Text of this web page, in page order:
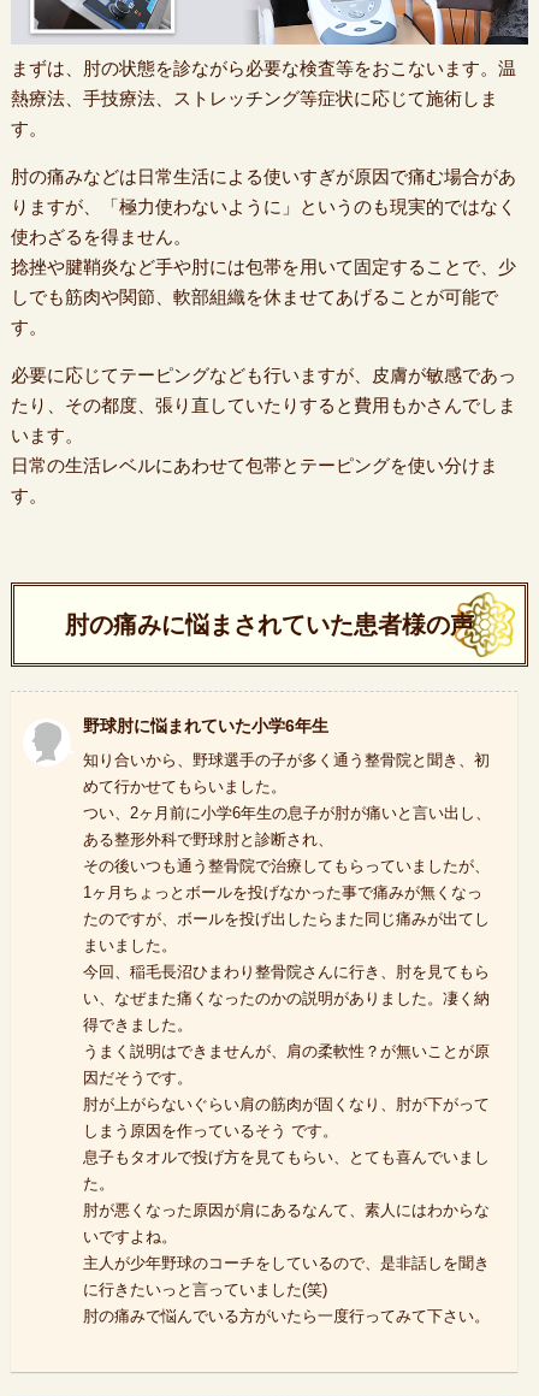
まずは、肘の状態を診ながら必要な検査等をおこないます。温
熱療法、手技療法、ストレッチング等症状に応じて施術しま
す。
肘の痛みなどは日常生活による使いすぎが原因で痛む場合があ
りますが、「極力使わないように」というのも現実的ではなく
使わざるを得ません。
捻挫や腱鞘炎など手や肘には包帯を用いて固定することで、少
しでも筋肉や関節、軟部組織を休ませてあげることが可能で
す。
必要に応じてテーピングなども行いますが、皮膚が敏感であっ
たり、その都度、張り直していたりすると費用もかさんでしま
います。
日常の生活レベルにあわせて包帯とテーピングを使い分けま
す。
肘の痛みに悩まされていた患者様の声
野球肘に悩まれていた小学6年生
知り合いから、野球選手の子が多く通う整骨院と聞き、初
めて行かせてもらいました。
つい、2ヶ月前に小学6年生の息子が肘が痛いと言い出し、
ある整形外科で野球肘と診断され、
その後いつも通う整骨院で治療してもらっていましたが、
1ヶ月ちょっとボールを投げなかった事で痛みが無くなっ
たのですが、ボールを投げ出したらまた同じ痛みが出てし
まいました。
今回、稲毛長沼ひまわり整骨院さんに行き、肘を見てもら
い、なぜまた痛くなったのかの説明がありました。凄く納
得できました。
うまく説明はできませんが、肩の柔軟性？が無いことが原
因だそうです。
肘が上がらないぐらい肩の筋肉が固くなり、肘が下がって
しまう原因を作っているそう です。
息子もタオルで投げ方を見てもらい、とても喜んでいまし
た。
肘が悪くなった原因が肩にあるなんて、素人にはわからな
いですよね。
主人が少年野球のコーチをしているので、是非話しを聞き
に行きたいっと言っていました(笑)
肘の痛みで悩んでいる方がいたら一度行ってみて下さい。